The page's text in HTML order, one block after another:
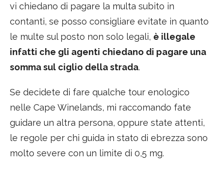
vi chiedano di pagare la multa subito in
contanti, se posso consigliare evitate in quanto
le multe sul posto non solo legali, è illegale
infatti che gli agenti chiedano di pagare una
somma sul ciglio della strada.
Se decidete di fare qualche tour enologico
nelle Cape Winelands, mi raccomando fate
guidare un altra persona, oppure state attenti,
le regole per chi guida in stato di ebrezza sono
molto severe con un limite di 0,5 mg.